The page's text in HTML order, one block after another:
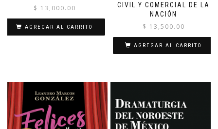
$ 13,000.00
AGREGAR AL CARRITO
CIVIL Y COMERCIAL DE LA
NACIÓN
$ 13,500.00
AGREGAR AL CARRITO